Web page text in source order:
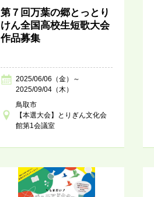
第７回万葉の郷とっとり
けん全国高校生短歌大会
作品募集
2025/06/06（金）～
2025/09/04（木）
鳥取市
【本選大会】とりぎん文化会
館第1会議室